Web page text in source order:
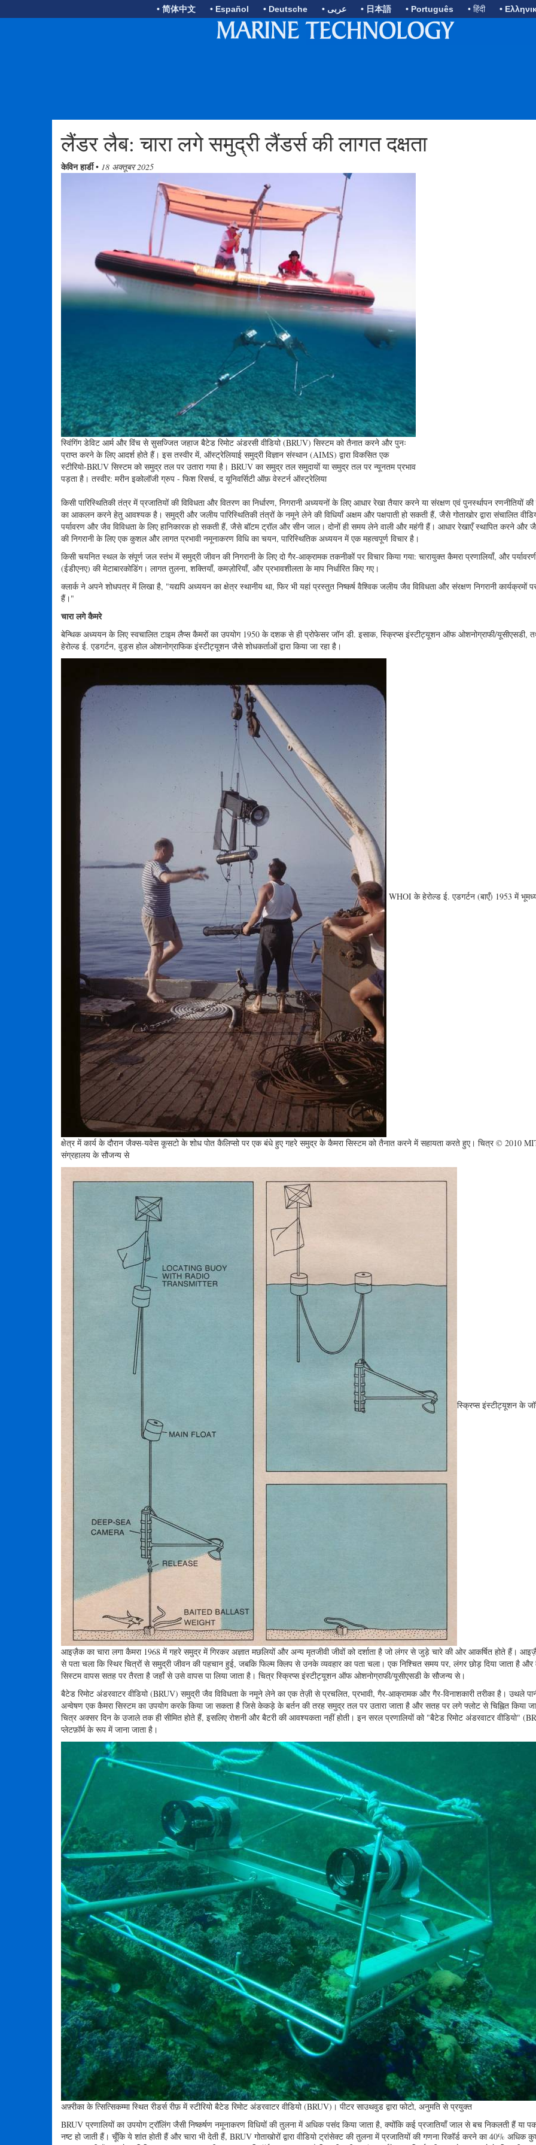
• 简体中文 • Español • Deutsche • عربى • 日本語 • Português • हिंदी •
लैंडर लैब: चारा लगे समुद्री लैंडर्स की लागत दक्षता
केविन हार्डी• 18 अक्तूबर 2025
स्विंगिंग डेविट आर्म और विंच से सुसज्जित जहाज बैटेड रिमोट अंडरसी वीडियो (BRUV) सिस्टम को तैनात करने और पुनः
प्राप्त करने के लिए आदर्श होते हैं। इस तस्वीर में, ऑस्ट्रेलियाई समुद्री विज्ञान संस्थान (AIMS) द्वारा विकसित एक
स्टीरियो-BRUV सिस्टम को समुद्र तल पर उतारा गया है। BRUV का समुद्र तल समुदायों या समुद्र तल पर न्यूनतम प्रभाव
पड़ता है। तस्वीर: मरीन इकोलॉजी ग्रुप - फिश रिसर्च, द यूनिवर्सिटी ऑफ़ वेस्टर्न ऑस्ट्रेलिया
किसी पारिस्थितिकी तंत्र में प्रजातियों की विविधता और वितरण का निर्धारण, निगरानी अध्ययनों के लिए आधार रेखा तैयार करने या संरक्षण एवं पुनर्स्थापन रणनीतियों
का आकलन करने हेतु आवश्यक है। समुद्री और जलीय पारिस्थितिकी तंत्रों के नमूने लेने की विधियाँ अक्षम और पक्षपाती हो सकती हैं, जैसे गोताखोर द्वारा संचालित
पर्यावरण और जैव विविधता के लिए हानिकारक हो सकती हैं, जैसे बॉटम ट्रॉल और सीन जाल। दोनों ही समय लेने वाली और महंगी हैं। आधार रेखाएँ स्थापित करने और
की निगरानी के लिए एक कुशल और लागत प्रभावी नमूनाकरण विधि का चयन, पारिस्थितिक अध्ययन में एक महत्वपूर्ण विचार है।
किसी चयनित स्थल के संपूर्ण जल स्तंभ में समुद्री जीवन की निगरानी के लिए दो गैर-आक्रामक तकनीकों पर विचार किया गया: चारायुक्त कैमरा प्रणालियाँ, और
(ईडीएनए) की मेटाबारकोडिंग। लागत तुलना, शक्तियाँ, कमज़ोरियाँ, और प्रभावशीलता के माप निर्धारित किए गए।
क्लार्क ने अपने शोधपत्र में लिखा है, "यद्यपि अध्ययन का क्षेत्र स्थानीय था, फिर भी यहां प्रस्तुत निष्कर्ष वैश्विक जलीय जैव विविधता और संरक्षण निगरानी कार्यक्रमों
हैं।"
चारा लगे कैमरे
बेन्थिक अध्ययन के लिए स्वचालित टाइम लैप्स कैमरों का उपयोग 1950 के दशक से ही प्रोफेसर जॉन डी. इसाक, स्क्रिप्स इंस्टीट्यूशन ऑफ ओशनोग्राफी/यूसीएसडी,
हेरोल्ड ई. एडगर्टन, वुड्स होल ओशनोग्राफिक इंस्टीट्यूशन जैसे शोधकर्ताओं द्वारा किया जा रहा है।
WHOI के हेरोल्ड ई. एडगर्टन (बाएँ) 1953 में
क्षेत्र में कार्य के दौरान जैक्स-यवेस कूसटो के शोध पोत कैलिप्सो पर एक बंधे हुए गहरे समुद्र के कैमरा सिस्टम को तैनात करने में सहायता करते हुए। चित्र © 2010
संग्रहालय के सौजन्य से
स्क्रिप्स इंस्टीट्यूशन के
आइज़ैक का चारा लगा कैमरा 1968 में गहरे समुद्र में गिरकर अज्ञात मछलियों और अन्य मृतजीवी जीवों को दर्शाता है जो लंगर से जुड़े चारे की ओर आकर्षित होते हैं।
से पता चला कि स्थिर चित्रों से समुद्री जीवन की पहचान हुई, जबकि फिल्म क्लिप से उनके व्यवहार का पता चला। एक निश्चित समय पर, लंगर छोड़ दिया जाता है और
सिस्टम वापस सतह पर तैरता है जहाँ से उसे वापस पा लिया जाता है। चित्र स्क्रिप्स इंस्टीट्यूशन ऑफ ओशनोग्राफी/यूसीएसडी के सौजन्य से।
बैटेड रिमोट अंडरवाटर वीडियो (BRUV) समुद्री जैव विविधता के नमूने लेने का एक तेज़ी से प्रचलित, प्रभावी, गैर-आक्रामक और गैर-विनाशकारी तरीका है। उथले
अन्वेषण एक कैमरा सिस्टम का उपयोग करके किया जा सकता है जिसे केकड़े के बर्तन की तरह समुद्र तल पर उतारा जाता है और सतह पर लगे फ्लोट से चिह्नित किया
चित्र अक्सर दिन के उजाले तक ही सीमित होते हैं, इसलिए रोशनी और बैटरी की आवश्यकता नहीं होती। इन सरल प्रणालियों को "बैटेड रिमोट अंडरवाटर वीडियो"
प्लेटफ़ॉर्म के रूप में जाना जाता है।
अफ़्रीका के त्सित्सिकम्मा स्थित रीडर्स रीफ़ में स्टीरियो बैटेड रिमोट अंडरवाटर वीडियो (BRUV)। पीटर साउथवुड द्वारा फोटो, अनुमति से प्रयुक्त
BRUV प्रणालियों का उपयोग ट्रॉलिंग जैसी निष्कर्षण नमूनाकरण विधियों की तुलना में अधिक पसंद किया जाता है, क्योंकि कई प्रजातियाँ जाल से बच निकलती हैं या
नष्ट हो जाती हैं। चूँकि ये शांत होती हैं और चारा भी देती हैं, BRUV गोताखोरों द्वारा वीडियो ट्रांसेक्ट की तुलना में प्रजातियों की गणना रिकॉर्ड करने का 40% अधिक